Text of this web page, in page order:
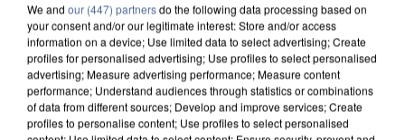
concernées.
We and our (447) partnersdo the following data processing based on
your consent and/or our legitimate interest: Store and/or access
information on a device; Use limited data to select advertising; Create
profiles for personalised advertising; Use profiles to select personalised
advertising; Measure advertising performance; Measure content
performance; Understand audiences through statistics or combinations
of data from different sources; Develop and improve services; Create
profiles to personalise content; Use profiles to select personalised